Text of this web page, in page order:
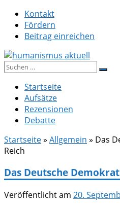
Zum
Inhalt
springen
Kontakt
Fördern
Beitrag einreichen
humanismus aktuell
Suche
Startseite
Aufsätze
Rezensionen
Debatte
Startseite» Allgemein » Das
Reich
Das Deutsche
Veröffentlicht am 20.